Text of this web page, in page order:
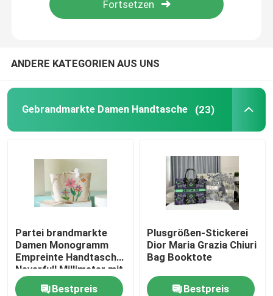
Qualitätskontrolle
Nachrichten
Fälle
Blog
ANDERE KATEGORIEN AUS UNS
Gebrandmarkte Damen Handtasche (23)
Partei brandmarkte
Damen Monogramm
Empreinte Handtasche
Neverfull Millimeter mit
Blumen-Marketerie
Bestpreis
Plusgrößen-Stickerei
Dior Maria Grazia Chiuri
Bag Booktote
Bestpreis